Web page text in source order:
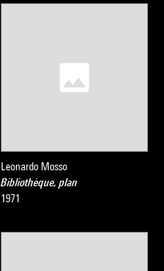
Leonardo Mosso
Bibliothèque, plan
1971